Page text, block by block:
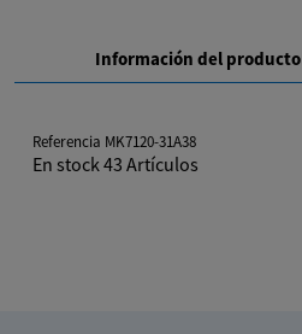
Información del producto
Referencia MK7120-31A38
En stock43 Artículos